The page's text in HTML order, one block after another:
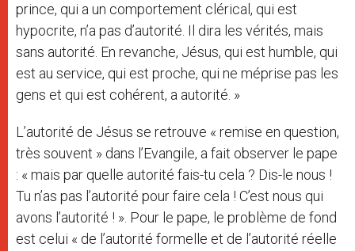
prince, qui a un comportement clérical, qui est
hypocrite, n’a pas d’autorité. Il dira les vérités, mais
sans autorité. En revanche, Jésus, qui est humble, qui
est au service, qui est proche, qui ne méprise pas les
gens et qui est cohérent, a autorité. »
L’autorité de Jésus se retrouve « remise en question,
très souvent » dans l’Evangile, a fait observer le pape
: « mais par quelle autorité fais-tu cela ? Dis-le nous !
Tu n’as pas l’autorité pour faire cela ! C’est nous qui
avons l’autorité ! ». Pour le pape, le problème de fond
est celui « de l’autorité formelle et de l’autorité réelle